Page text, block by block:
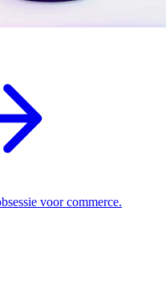
voor commerce.